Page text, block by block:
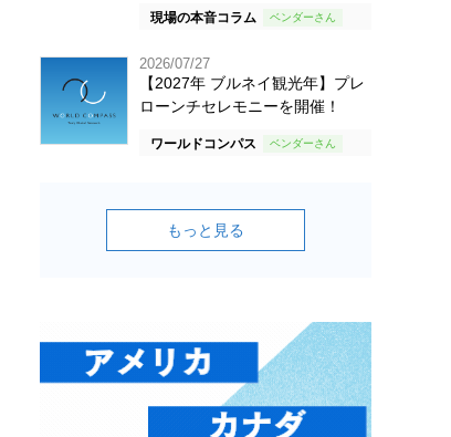
現場の本音コラム
2026/07/27
【2027年 ブルネイ観光年】プレ
ローンチセレモニーを開催！
ワールドコンパス
もっと見る